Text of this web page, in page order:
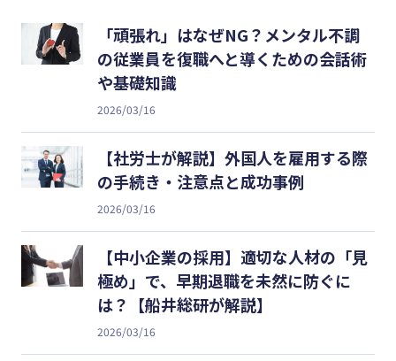
「頑張れ」はなぜNG？メンタル不調
の従業員を復職へと導くための会話術
や基礎知識
2026/03/16
【社労士が解説】外国人を雇用する際
の手続き・注意点と成功事例
2026/03/16
【中小企業の採用】適切な人材の「見
極め」で、早期退職を未然に防ぐに
は？【船井総研が解説】
2026/03/16